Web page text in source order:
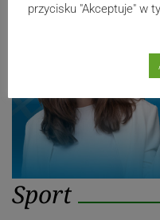
Sport
przycisku "Akceptuje" w